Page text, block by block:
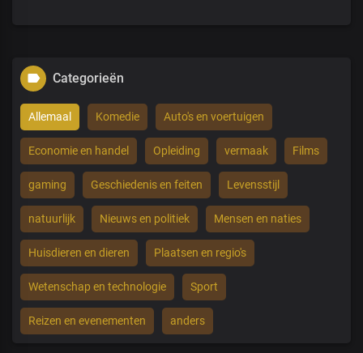
Categorieën
Allemaal Komedie Auto's en voertuigen
Economie en handel Opleiding vermaak Films
gaming Geschiedenis en feiten Levensstijl
natuurlijk Nieuws en politiek Mensen en naties
Huisdieren en dieren Plaatsen en regio's
Wetenschap en technologie Sport
Reizen en evenementen anders